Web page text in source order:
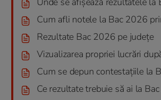
Cum afli notele la Bac 2026
Rezultate Bac 2026 pe județe
Vizualizarea propriei lucrări
Cum se depun contestațiile la
Ce rezultate trebuie să ai la